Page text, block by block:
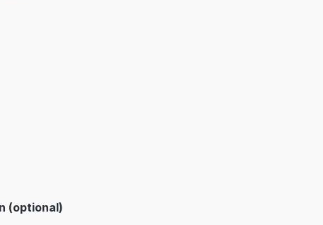
(optional)